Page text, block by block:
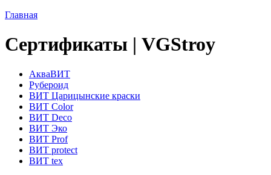
Главная
Сертификаты | VGStroy
АкваВИТ
Рубероид
ВИТ Царицынские краски
ВИТ Color
ВИТ Deco
ВИТ Эко
ВИТ Prof
ВИТ protect
ВИТ tex